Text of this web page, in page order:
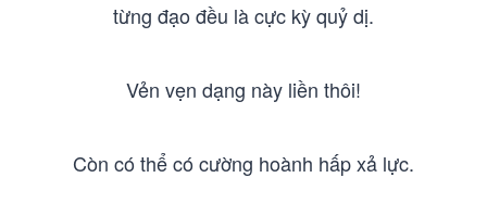
từng đạo đều là cực kỳ quỷ dị.
Vẻn vẹn dạng này liền thôi!
Còn có thể có cường hoành hấp xả lực.